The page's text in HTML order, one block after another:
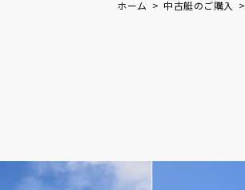
ホーム 中古艇のご購入